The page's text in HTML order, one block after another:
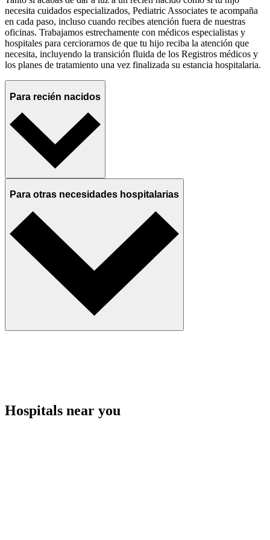
necesita cuidados especializados, Pediatric Associates te acompaña
en cada paso, incluso cuando recibes atención fuera de nuestras
oficinas. Trabajamos estrechamente con médicos especialistas y
hospitales para cerciorarnos de que tu hijo reciba la atención que
necesita, incluyendo la transición fluida de los Registros médicos y
los planes de tratamiento una vez finalizada su estancia hospitalaria.
Para recién nacidos
Para otras necesidades hospitalarias
Hospitals near you